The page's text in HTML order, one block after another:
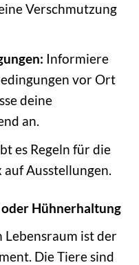
Verschmutzung
Informiere
vor Ort
deine
an.
es Regeln für die
Ausstellungen.
oder Hühnerhaltung
Lebensraum ist der
Die Tiere sind